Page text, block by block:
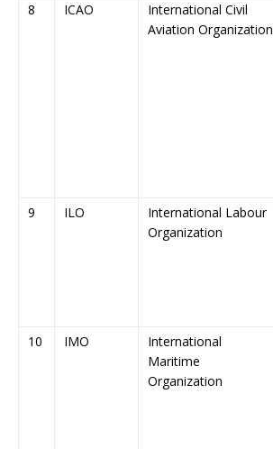
8 ICAO
International Civil
Aviation Organization
9 ILO
International Labour
Organization
10
IMO
International
Maritime
Organization